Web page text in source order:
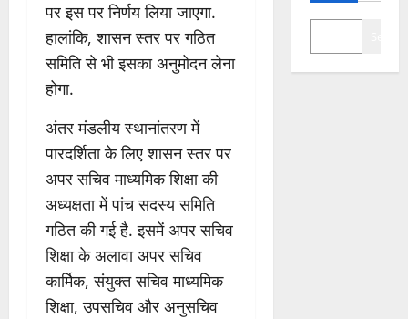
पर इस पर निर्णय लिया जाएगा.
हालांकि, शासन स्तर पर गठित
समिति से भी इसका अनुमोदन लेना
होगा.
अंतर मंडलीय स्थानांतरण में
पारदर्शिता के लिए शासन स्तर पर
अपर सचिव माध्यमिक शिक्षा की
अध्यक्षता में पांच सदस्य समिति
गठित की गई है. इसमें अपर सचिव
शिक्षा के अलावा अपर सचिव
कार्मिक, संयुक्त सचिव माध्यमिक
शिक्षा, उपसचिव और अनुसचिव